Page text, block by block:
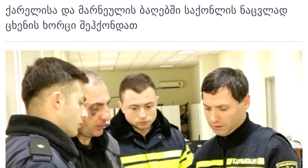
ქარელისა და მარნეულის ბაღებში საქონლის ნაცვლად
ცხენის ხორცი შეჰქონდათ